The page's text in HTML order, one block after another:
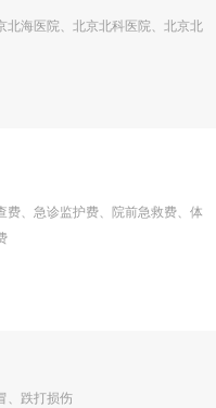
北海医院、北京北科医院、北京北
、急诊监护费、院前急救费、体
、跌打损伤